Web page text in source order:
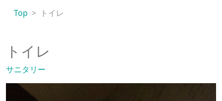
Top トイレ
トイレ
サニタリー